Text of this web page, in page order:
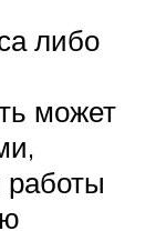
либо
может